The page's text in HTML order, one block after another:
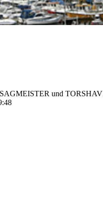
und